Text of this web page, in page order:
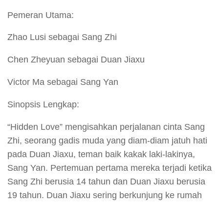
Pemeran Utama:
Zhao Lusi sebagai Sang Zhi
Chen Zheyuan sebagai Duan Jiaxu
Victor Ma sebagai Sang Yan
Sinopsis Lengkap:
“Hidden Love” mengisahkan perjalanan cinta Sang
Zhi, seorang gadis muda yang diam-diam jatuh hati
pada Duan Jiaxu, teman baik kakak laki-lakinya,
Sang Yan. Pertemuan pertama mereka terjadi ketika
Sang Zhi berusia 14 tahun dan Duan Jiaxu berusia
19 tahun. Duan Jiaxu sering berkunjung ke rumah